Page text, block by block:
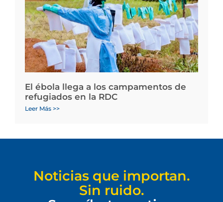
El ébola llega a los campamentos de
refugiados en la RDC
Leer Más >>
Noticias que importan.
Sin ruido.